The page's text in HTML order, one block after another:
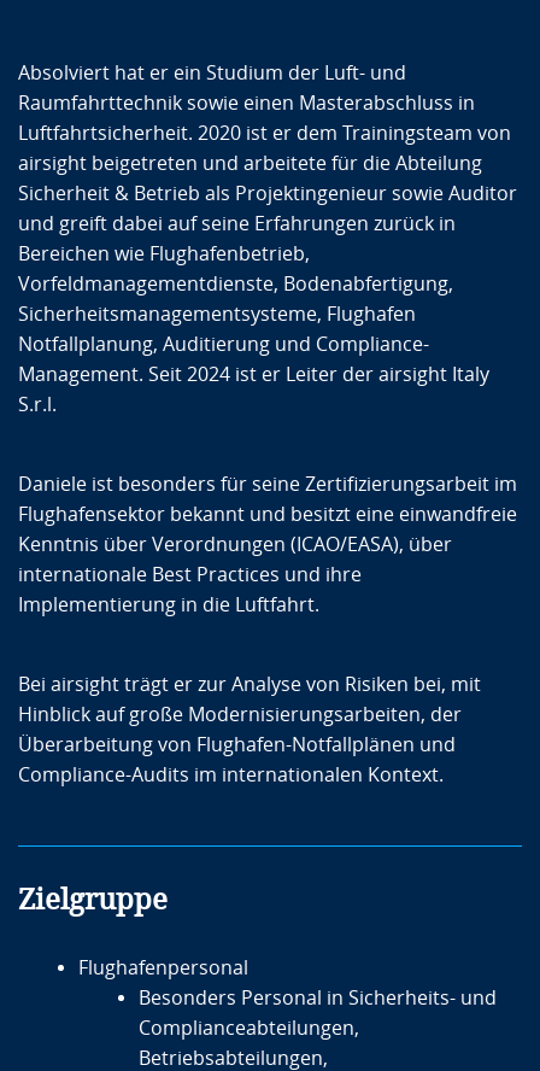
Absolviert hat er ein Studium der Luft- und
Raumfahrttechnik sowie einen Masterabschluss in
Luftfahrtsicherheit. 2020 ist er dem Trainingsteam von
airsight beigetreten und arbeitete für die Abteilung
Sicherheit & Betrieb als Projektingenieur sowie Auditor
und greift dabei auf seine Erfahrungen zurück in
Bereichen wie Flughafenbetrieb,
Vorfeldmanagementdienste, Bodenabfertigung,
Sicherheitsmanagementsysteme, Flughafen
Notfallplanung, Auditierung und Compliance-
Management. Seit 2024 ist er Leiter der airsight Italy
S.r.l.
Daniele ist besonders für seine Zertifizierungsarbeit im
Flughafensektor bekannt und besitzt eine einwandfreie
Kenntnis über Verordnungen (ICAO/EASA), über
internationale Best Practices und ihre
Implementierung in die Luftfahrt.
Bei airsight trägt er zur Analyse von Risiken bei, mit
Hinblick auf große Modernisierungsarbeiten, der
Überarbeitung von Flughafen-Notfallplänen und
Compliance-Audits im internationalen Kontext.
Zielgruppe
Flughafenpersonal
Besonders Personal in Sicherheits- und
Complianceabteilungen,
Betriebsabteilungen,